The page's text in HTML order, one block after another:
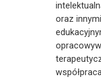
oraz